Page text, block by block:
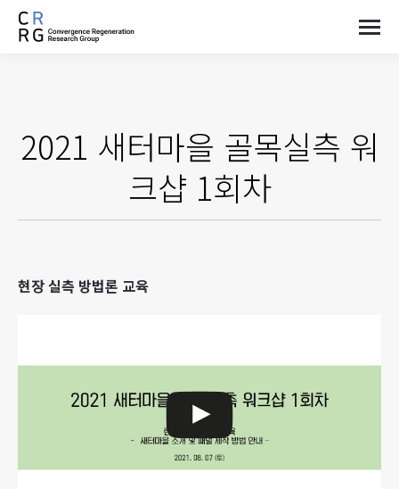
2021 새터마을 골목실측 워
크샵 1회차
현장 실측 방법론 교육